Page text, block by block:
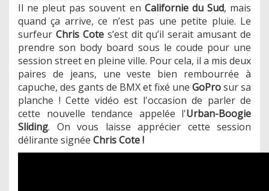
Il ne pleut pas souvent en Californie du Sud, mais
quand ça arrive, ce n’est pas une petite pluie. Le
surfeur Chris Cotes’est dit qu’il serait amusant de
prendre son body board sous le coude pour une
session street en pleine ville. Pour cela, il a mis deux
paires de jeans, une veste bien rembourrée à
capuche, des gants de BMX et fixé une GoProsur sa
planche ! Cette vidéo est l'occasion de parler de
cette nouvelle tendance appelée l'Urban-Boogie
Sliding. On vous laisse apprécier cette session
délirante signée Chris Cote !